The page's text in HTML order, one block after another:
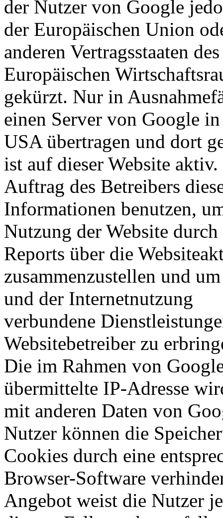
der Nutzer von Google
der Europäischen Union
anderen Vertragsstaaten
Europäischen
gekürzt. Nur in
einen Server von Google
USA übertragen und dort
ist auf dieser Website
Auftrag des Betreibers
Informationen benutzen,
Nutzung der Website
Reports über die
zusammenzustellen und
und der Internetnutzung
verbundene
Websitebetreiber zu
Die im Rahmen von
übermittelte IP-Adresse
mit anderen Daten von
Nutzer können die
Cookies durch eine
Browser-Software
Angebot weist die Nutzer